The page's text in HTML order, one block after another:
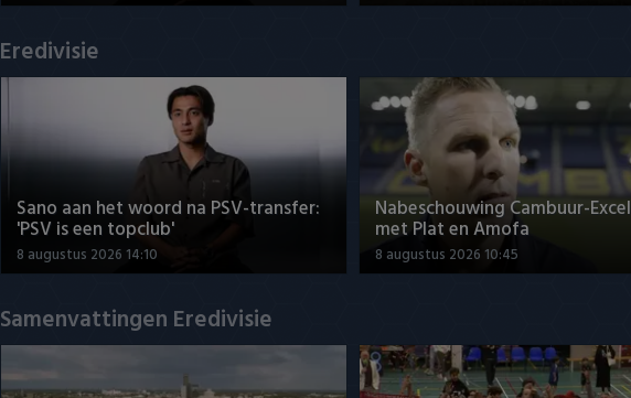
Eredivisie
Sano aan het woord na PSV-transfer:
'PSV is een topclub'
8 augustus 2026 14:10
Nabeschouwing Cambuur-
met Plat en Amofa
8 augustus 2026 10:45
Samenvattingen Eredivisie